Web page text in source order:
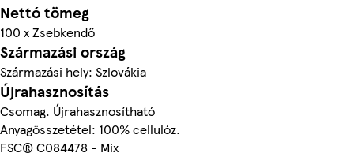
Nettó tömeg
100 x Zsebkendő
Származási ország
Származási hely: Szlovákia
Újrahasznosítás
Csomag. Újrahasznosítható
Anyagösszetétel: 100% cellulóz.
FSC® C084478 - Mix